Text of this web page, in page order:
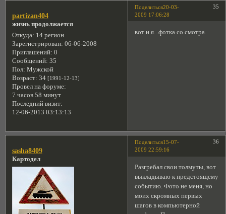
Поделиться 35
20-03-
2009 17:06:28
partizan404
жизнь продолжается
Откуда: 14 регион
Зарегистрирован: 06-06-2008
Приглашений: 0
Сообщений: 35
Пол: Мужской
Возраст: 34 [1991-12-13]
Провел на форуме:
7 часов 58 минут
Последний визит:
12-06-2013 03:13:13
вот и я...фотка со смотра.
Поделиться 36
15-07-
2009 22:59:16
sasha8409
Картодел
Разгребал свои толмуты, вот
выкладываю к предстоящему
событию. Фото не меня, но
моих скромных первых
шагов в компьютерной